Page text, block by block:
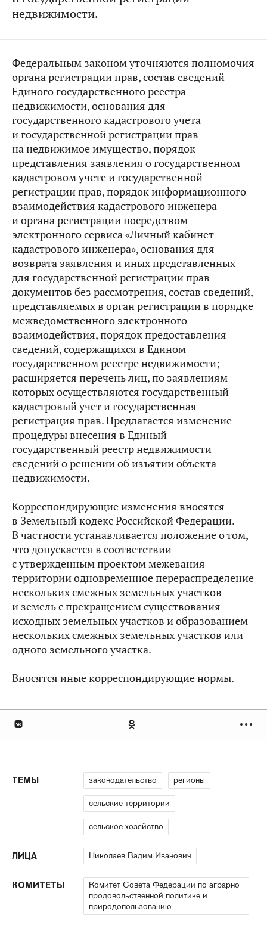
недвижимости.
Федеральным законом уточняются полномочия
органа регистрации прав, состав сведений
Единого государственного реестра
недвижимости, основания для
государственного кадастрового учета
и государственной регистрации прав
на недвижимое имущество, порядок
представления заявления о государственном
кадастровом учете и государственной
регистрации прав, порядок информационного
взаимодействия кадастрового инженера
и органа регистрации посредством
электронного сервиса «Личный кабинет
кадастрового инженера», основания для
возврата заявления и иных представленных
для государственной регистрации прав
документов без рассмотрения, состав сведений,
представляемых в орган регистрации в порядке
межведомственного электронного
взаимодействия, порядок предоставления
сведений, содержащихся в Едином
государственном реестре недвижимости;
расширяется перечень лиц, по заявлениям
которых осуществляются государственный
кадастровый учет и государственная
регистрация прав. Предлагается изменение
процедуры внесения в Единый
государственный реестр недвижимости
сведений о решении об изъятии объекта
недвижимости.
Корреспондирующие изменения вносятся
в Земельный кодекс Российской Федерации.
В частности устанавливается положение о том,
что допускается в соответствии
с утвержденным проектом межевания
территории одновременное перераспределение
нескольких смежных земельных участков
и земель с прекращением существования
исходных земельных участков и образованием
нескольких смежных земельных участков или
одного земельного участка.
Вносятся иные корреспондирующие нормы.
ТЕМЫ законодательство регионы
сельские территории
сельское хозяйство
ЛИЦА Николаев Вадим Иванович
КОМИТЕТЫ
Комитет Совета Федерации по аграрно-
продовольственной политике и
природопользованию